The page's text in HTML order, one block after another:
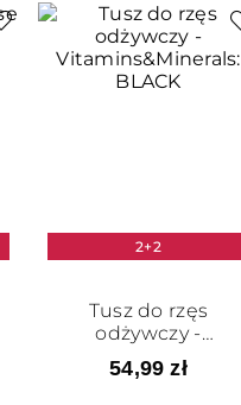
2+2
Tusz do rzęs
odżywczy -
Vitamins&Minerals:
BLACK
54,99 zł